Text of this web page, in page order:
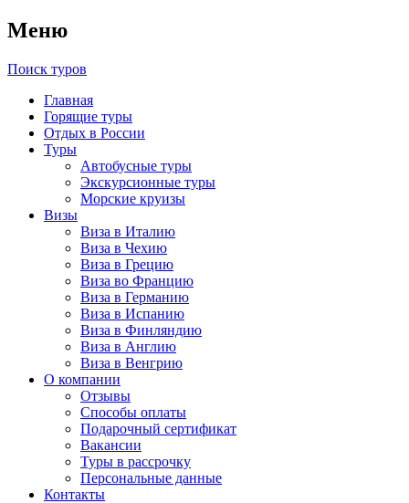
Меню
Поиск туров
Главная
Горящие туры
Отдых в России
Туры
Автобусные туры
Экскурсионные туры
Морские круизы
Визы
Виза в Италию
Виза в Чехию
Виза в Грецию
Виза во Францию
Виза в Германию
Виза в Испанию
Виза в Финляндию
Виза в Англию
Виза в Венгрию
О компании
Отзывы
Способы оплаты
Подарочный сертификат
Вакансии
Туры в рассрочку
Персональные данные
Контакты